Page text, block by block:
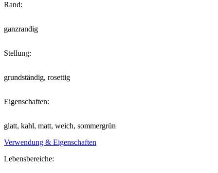
Rand:
ganzrandig
Stellung:
grundständig, rosettig
Eigenschaften:
glatt, kahl, matt, weich, sommergrün
Verwendung & Eigenschaften
Lebensbereiche: